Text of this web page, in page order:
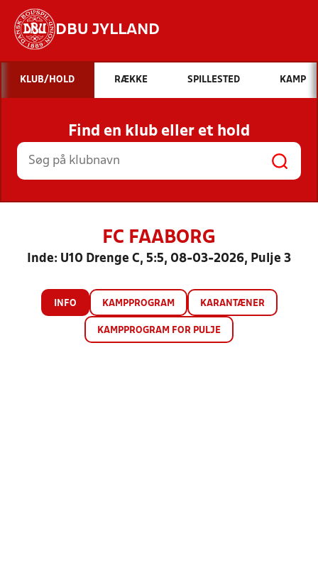
DBU JYLLAND
Hvad vil du søge efter?
INDHOLD OG NYHEDER
STILLINGER, RESULTATER, KLUBBER OG
HOLD
KLUB/HOLD RÆKKE SPILLESTED KAMP
Find en klub eller et hold
FC FAABORG
Inde: U10 Drenge C, 5:5, 08-03-2026, Pulje 3
INFO KAMPPROGRAM KARANTÆNER
KAMPPROGRAM FOR PULJE